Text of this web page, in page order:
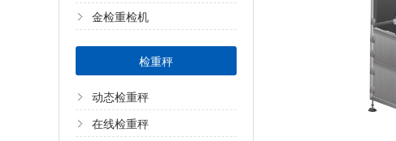
金检重检机
检重秤
动态检重秤
在线检重秤